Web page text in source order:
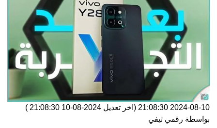
2024-08-10 21:08:30 (اخر تعديل 2024-08-10 21:08:30
)
بواسطة رقمي تيفي